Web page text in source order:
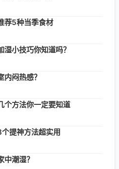
荐5种当季食材
小技巧你知道吗？
闷热感？
个方法你一定要知道
提神方法超实用
潮湿？